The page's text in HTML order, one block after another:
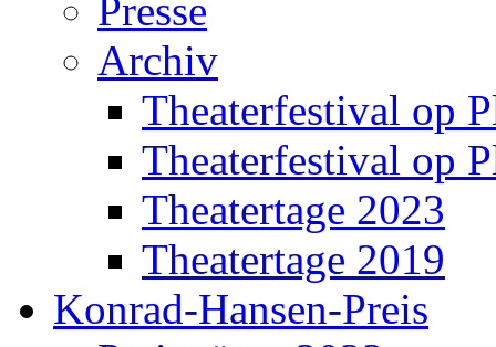
Presse
Archiv
Theaterfestival op
Theaterfestival op
Theatertage 2023
Theatertage 2019
Konrad-Hansen-Preis